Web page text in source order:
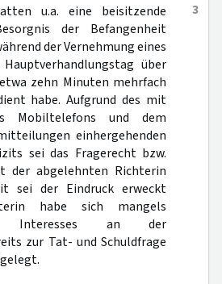
3
u.a. eine beisitzende
der Befangenheit
der Vernehmung eines
über
zehn Minuten mehrfach
habe. Aufgrund des mit
Mobiltelefons und dem
einhergehenden
sei das Fragerecht bzw.
der abgelehnten Richterin
sei der Eindruck erweckt
habe sich mangels
Interesses an der
zur Tat- und Schuldfrage